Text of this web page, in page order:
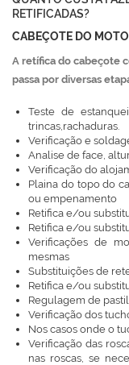
RETIFICADAS?
CABEÇOTE DO
A retífica do cabeçote
passa por diversas
Teste de
trincas,rachaduras.
Verificação e
Analise de face,
Verificação do
Plaina do topo do
ou empenamento
Retifica e/ou
Retifica e/ou
Verificações de
mesmas
Substituições de
Retifica e/ou
Regulagem de
Verificação dos
Nos casos onde o
Verificação das
nas roscas, se